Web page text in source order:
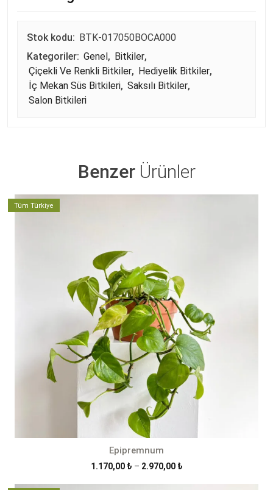
Stok kodu: BTK-017050BOCA000
Kategoriler: Genel, Bitkiler,
Çiçekli Ve Renkli Bitkiler, Hediyelik Bitkiler,
İç Mekan Süs Bitkileri, Saksılı Bitkiler,
Salon Bitkileri
BenzerÜrünler
Tüm Türkiye
Epipremnum
1.170,00 ₺ – 2.970,00 ₺Fiyat